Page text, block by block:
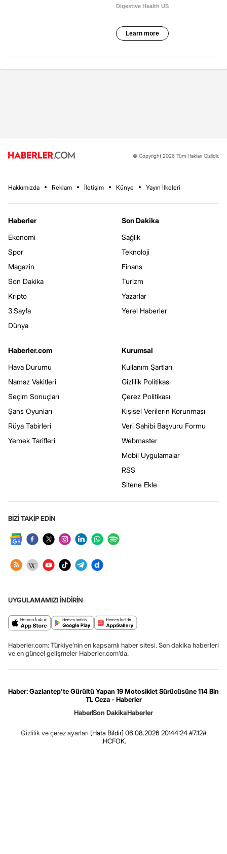
© Copyright 2026 Tüm Hakları Gizlidir.
Hakkımızda Reklam İletişim Künye Yayın İlkeleri
Haberler
Ekonomi
Spor
Magazin
Son Dakika
Kripto
3.Sayfa
Dünya
Son Dakika
Sağlık
Teknoloji
Finans
Turizm
Yazarlar
Yerel Haberler
Haberler.com
Hava Durumu
Namaz Vakitleri
Seçim Sonuçları
Şans Oyunları
Rüya Tabirleri
Yemek Tarifleri
Kurumsal
Kullanım Şartları
Gizlilik Politikası
Çerez Politikası
Kişisel Verilerin Korunması
Veri Sahibi Başvuru Formu
Webmaster
Mobil Uygulamalar
RSS
Sitene Ekle
BİZİ TAKİP EDİN
UYGULAMAMIZI İNDİRİN
Haberler.com: Türkiye’nin en kapsamlı haber sitesi. Son dakika haberleri
ve en güncel gelişmeler Haberler.com’da.
Haber: Gaziantep'te Gürültü Yapan 19 Motosiklet Sürücüsüne 114 Bin
TL Ceza - Haberler
HaberSon DakikaHaberler
Gizlilik ve çerez ayarları [Hata Bildir] 06.08.2026 20:44:24 #7.12#
.HCFOK.